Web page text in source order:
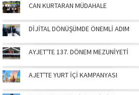
CAN KURTARAN MÜDAHALE
DİJİTAL DÖNÜŞÜMDE ÖNEMLİ ADIM
AYJET'TE 137. DÖNEM MEZUNİYETİ
AJET'TE YURT İÇİ KAMPANYASI